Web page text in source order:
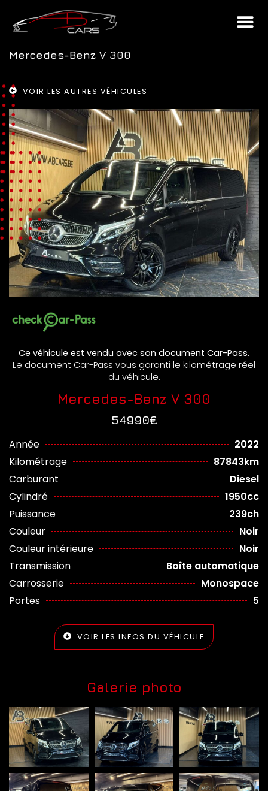
Mercedes-Benz V 300
VOIR LES AUTRES VÉHICULES
Ce véhicule est vendu avec son document Car-Pass.
Le document Car-Pass vous garanti le kilométrage réel
du véhicule.
Mercedes-Benz V 300
54990€
Année
2022
Kilométrage
87843km
Carburant
Diesel
Cylindré
1950cc
Puissance
239ch
Couleur
Noir
Couleur intérieure
Noir
Transmission
Boîte automatique
Carrosserie
Monospace
Portes
5
VOIR LES INFOS DU VÉHICULE
Galerie photo